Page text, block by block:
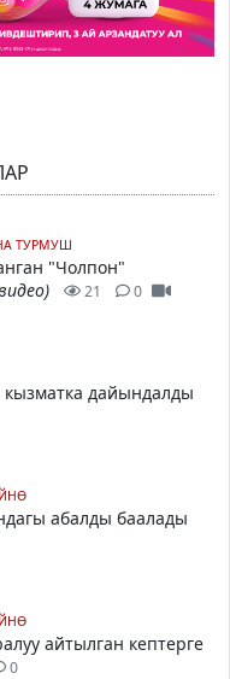
ТУРМУШ
"Чолпон"
21 0
дайындалды
абалды баалады
айтылган кептерге
0